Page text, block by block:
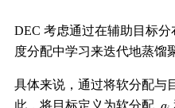
DEC 考虑通过在辅助目标
度分配中学习来迭代地蒸馏
具体来说，通过将软分配与